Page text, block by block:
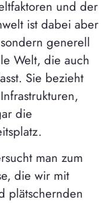
und der
ist dabei aber
generell
Welt, die auch
Sie bezieht
die
man zum
die wir mit
plätschernden